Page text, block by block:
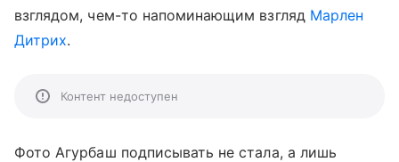
взглядом, чем-то напоминающим взгляд Марлен
Дитрих.
Контент недоступен
Фото Агурбаш подписывать не стала, а лишь